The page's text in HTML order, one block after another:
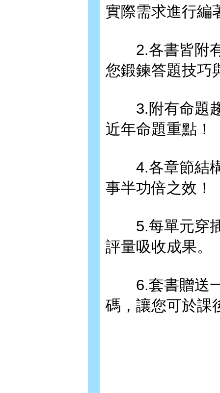
實際需求進行編
2.各書皆附有
您鍛鍊答題技巧
3.附有命題趨
近年命題重點！
4.各章節結構
事半功倍之效！
5.每單元穿插
評量吸收成果。
6.套書贈送一
碼，讓您可於課